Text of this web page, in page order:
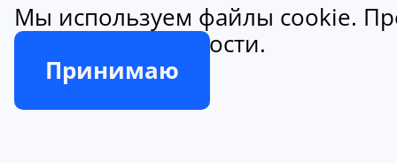
Мы используем файлы cookie.
конфиденциальности.
Принимаю